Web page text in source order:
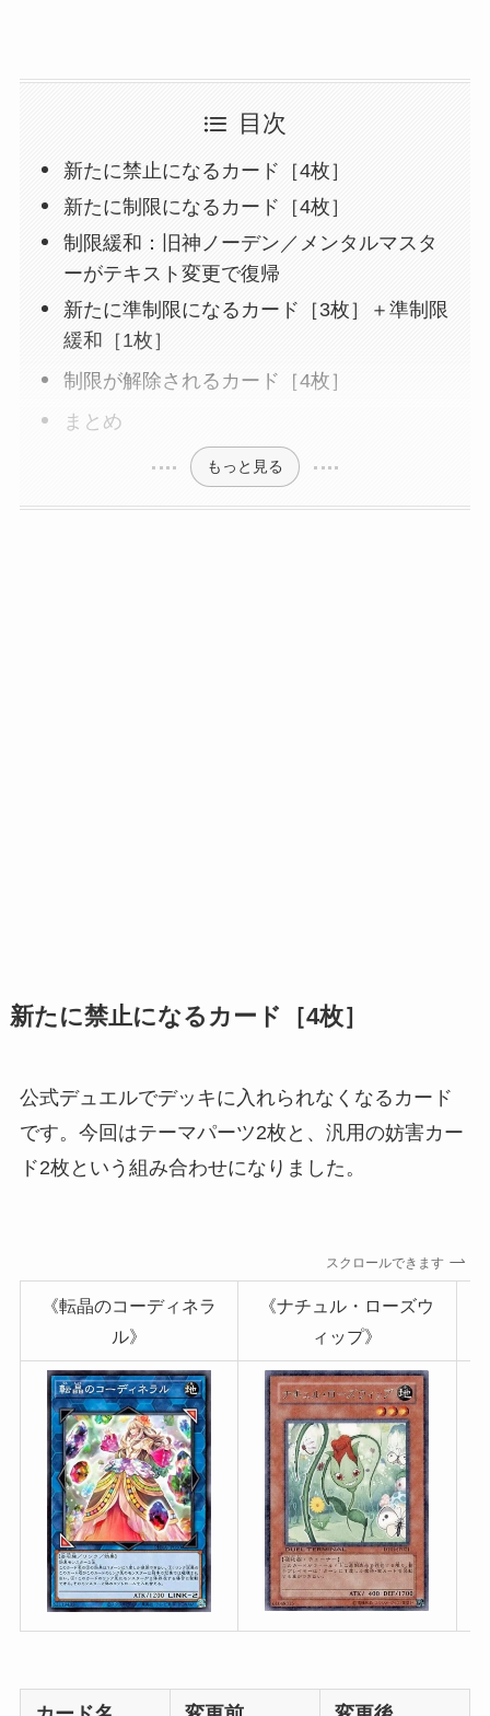
目次
新たに禁止になるカード［4枚］
新たに制限になるカード［4枚］
制限緩和：旧神ノーデン／メンタルマスタ
ーがテキスト変更で復帰
新たに準制限になるカード［3枚］＋準制限
緩和［1枚］
制限が解除されるカード［4枚］
まとめ
もっと見る
新たに禁止になるカード［4枚］
公式デュエルでデッキに入れられなくなるカード
です。今回はテーマパーツ2枚と、汎用の妨害カー
ド2枚という組み合わせになりました。
スクロールできます
《転晶のコーディネラ
ル》
《ナチュル・ローズウ
ィップ》